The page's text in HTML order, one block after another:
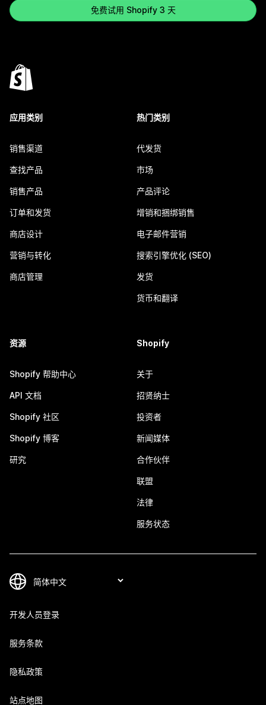
免费试用 Shopify 3 天
应用类别
销售渠道
查找产品
销售产品
订单和发货
商店设计
营销与转化
商店管理
热门类别
代发货
市场
产品评论
增销和捆绑销售
电子邮件营销
搜索引擎优化 (SEO)
发货
货币和翻译
资源
Shopify 帮助中心
API 文档
Shopify 社区
Shopify 博客
研究
Shopify
关于
招贤纳士
投资者
新闻媒体
合作伙伴
联盟
法律
服务状态
开发人员登录
服务条款
隐私政策
站点地图